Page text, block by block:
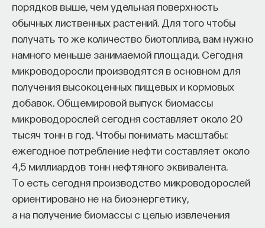
порядков выше, чем удельная поверхность
обычных лиственных растений. Для того чтобы
получать то же количество биотоплива, вам нужно
намного меньше занимаемой площади. Сегодня
микроводоросли производятся в основном для
получения высокоценных пищевых и кормовых
добавок. Общемировой выпуск биомассы
микроводорослей сегодня составляет около 20
тысяч тонн в год. Чтобы понимать масштабы:
ежегодное потребление нефти составляет около
4,5 миллиардов тонн нефтяного эквивалента.
То есть сегодня производство микроводорослей
ориентировано не на биоэнергетику,
а на получение биомассы с целью извлечения
«Есть представление о том, что университеты
готовят элиту, и отсюда возникает образ сложно
мыслящего, сложно устроенного человека.
Но здесь возникает и другой, гораздо более
трудный вопрос: кто вообще формирует
целеполагание университета и кто задает тот
смысл, на который он работает? Мне кажется,
университет способен быть субъектом —
не просто выполнять внешний заказ,
а самостоятельно выбирать, на какое будущее
он работает. У него должна быть собственная
позиция: сначала определить, какое будущее
он хочет создавать, а затем разворачивать это
в своей деятельности. Когда университет